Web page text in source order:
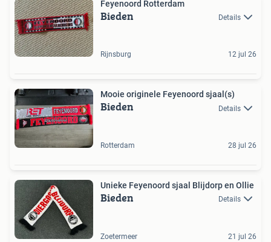
Feyenoord Rotterdam
Bieden Details
Rijnsburg 12 jul 26
Mooie originele Feyenoord sjaal(s)
Bieden Details
Rotterdam 28 jul 26
Unieke Feyenoord sjaal Blijdorp en Ollie
Bieden Details
Zoetermeer 21 jul 26